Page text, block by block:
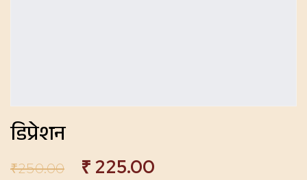
डिप्रेशन
₹250.00 ₹ 225.00